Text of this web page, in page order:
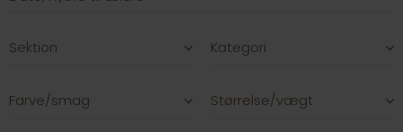
Sektion Kategori
Farve/smag Størrelse/vægt